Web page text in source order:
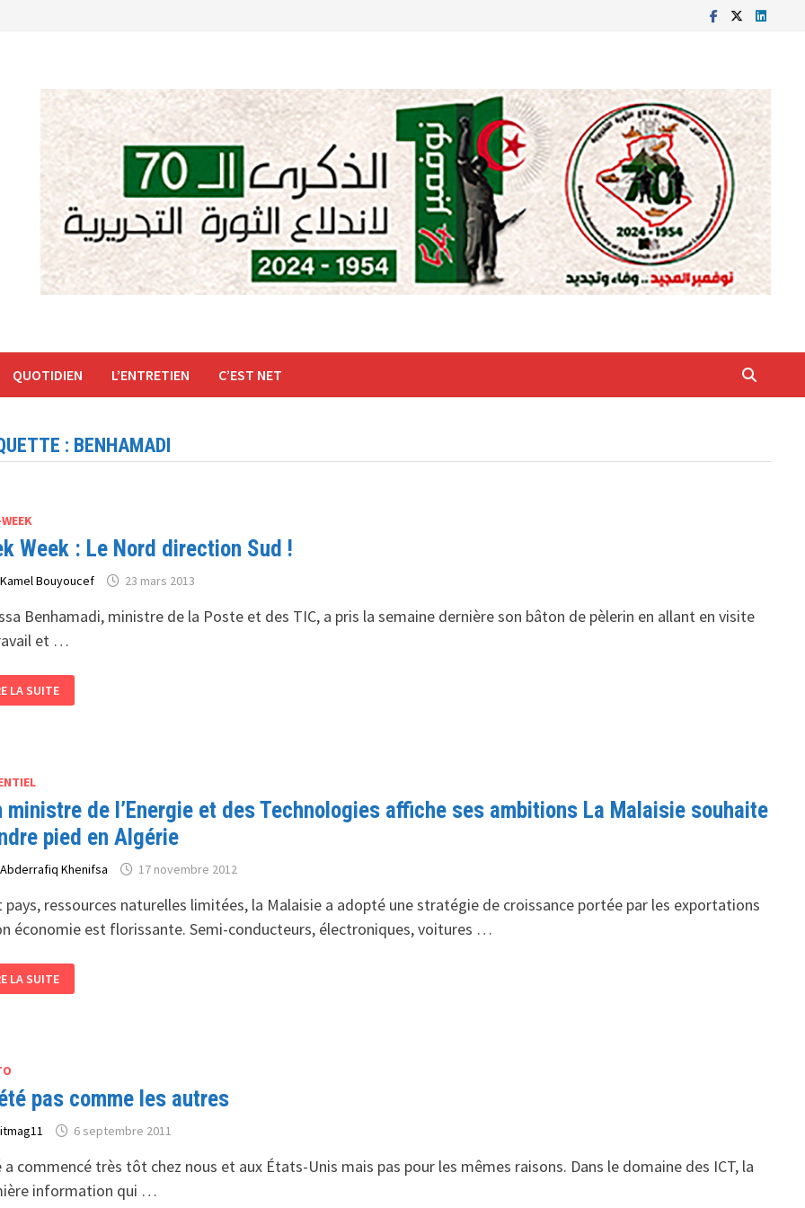
QUOTIDIEN L’ENTRETIEN C’EST NET
: BENHAMADI
Week : Le Nord direction Sud !
Kamel Bouyoucef 23 mars 2013
Benhamadi, ministre de la Poste et des TIC, a pris la semaine dernière son bâton de pèlerin en allant en visite
et …
LA SUITE
ministre de l’Energie et des Technologies affiche ses ambitions La Malaisie souhaite
pied en Algérie
Abderrafiq Khenifsa 17 novembre 2012
pays, ressources naturelles limitées, la Malaisie a adopté une stratégie de croissance portée par les exportations
économie est florissante. Semi-conducteurs, électroniques, voitures …
LA SUITE
pas comme les autres
itmag11 6 septembre 2011
a commencé très tôt chez nous et aux États-Unis mais pas pour les mêmes raisons. Dans le domaine des ICT, la
information qui …